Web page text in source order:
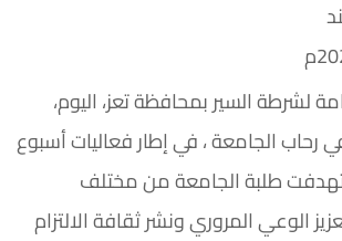
لشرطة السير بمحافظة تعز، اليوم،
رحاب الجامعة ، في إطار فعاليات أسبوع
طلبة الجامعة من مختلف
الوعي المروري ونشر ثقافة الالتزام